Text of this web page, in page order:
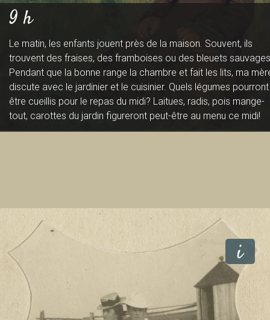
a
s
-
a
i
9 h
Le matin, les enfants jouent près de la maison. Souvent, ils
trouvent des fraises, des framboises ou des bleuets
Pendant que la bonne range la chambre et fait les lits, ma
discute avec le jardinier et le cuisinier. Quels légumes pourront
être cueillis pour le repas du midi? Laitues, radis, pois mange-
tout, carottes du jardin figureront peut-être au menu ce midi!
i